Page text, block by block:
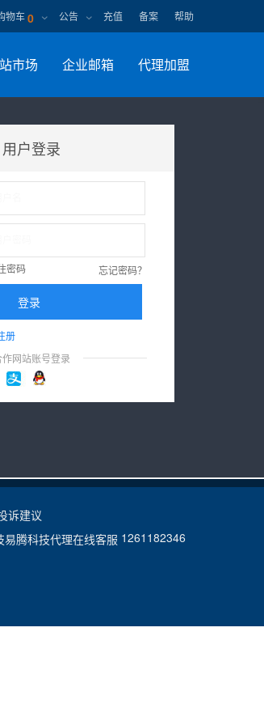
物车0 公告 充值 备案 帮助
市场 企业邮箱 代理加盟
用户登录
密码 忘记密码？
登录
册
作网站账号登录
诉建议
1261182346